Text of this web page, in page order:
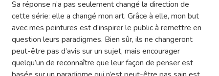
Sa réponse n’a pas seulement changé la direction de
cette série: elle a changé mon art. Grâce à elle, mon but
avec mes peintures est d’inspirer le public à remettre en
question leurs paradigmes. Bien sûr, ils ne changeront
peut-être pas d’avis sur un sujet, mais encourager
quelqu’un de reconnaître que leur façon de penser est